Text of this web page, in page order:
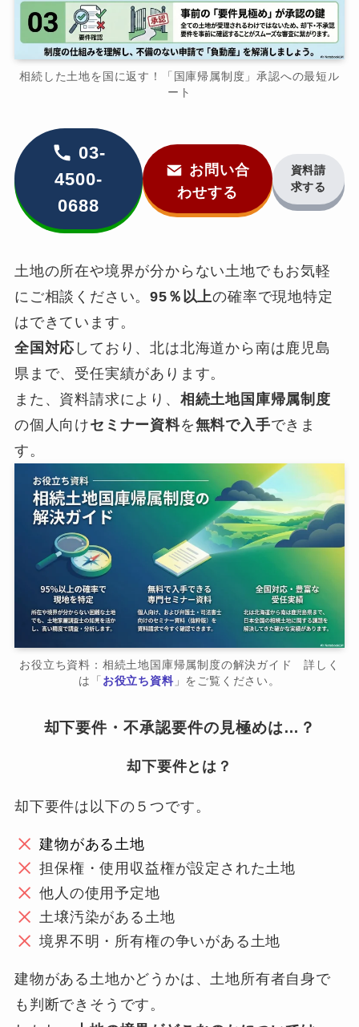
相続した土地を国に返す！「国庫帰属制度」承認への最短ル
ート
03-
4500-
0688
お問い合
わせする
資料請
求する
土地の所在や境界が分からない土地でもお気軽
にご相談ください。95％以上の確率で現地特定
はできています。
全国対応 しており、北は北海道から南は鹿児島
県まで、受任実績があります。
また、資料請求により、 相続土地国庫帰属制度
の個人向けセミナー資料を無料で入手できま
す。
お役立ち資料：相続土地国庫帰属制度の解決ガイド 詳しく
は「 お役立ち資料」をご覧ください。
却下要件・不承認要件の見極めは…？
却下要件とは？
却下要件は以下の５つです。
建物がある土地
担保権・使用収益権が設定された土地
他人の使用予定地
土壌汚染がある土地
境界不明・所有権の争いがある土地
建物がある土地かどうかは、土地所有者自身で
も判断できそうです。